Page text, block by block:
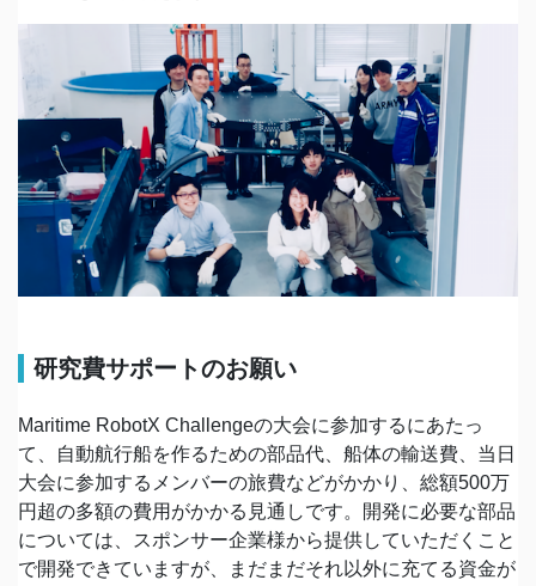
研究費サポートのお願い
Maritime RobotX Challengeの大会に参加するにあたっ
て、自動航行船を作るための部品代、船体の輸送費、当日
大会に参加するメンバーの旅費などがかかり、総額500万
円超の多額の費用がかかる見通しです。開発に必要な部品
については、スポンサー企業様から提供していただくこと
で開発できていますが、まだまだそれ以外に充てる資金が